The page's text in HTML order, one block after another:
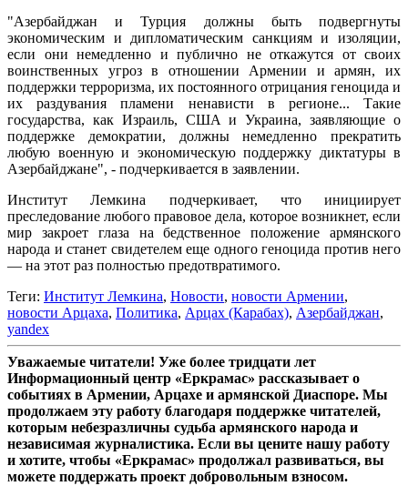
"Азербайджан и Турция должны быть подвергнуты
экономическим и дипломатическим санкциям и изоляции,
если они немедленно и публично не откажутся от своих
воинственных угроз в отношении Армении и армян, их
поддержки терроризма, их постоянного отрицания геноцида и
их раздувания пламени ненависти в регионе... Такие
государства, как Израиль, США и Украина, заявляющие о
поддержке демократии, должны немедленно прекратить
любую военную и экономическую поддержку диктатуры в
Азербайджане", - подчеркивается в заявлении.
Институт Лемкина подчеркивает, что инициирует
преследование любого правовое дела, которое возникнет, если
мир закроет глаза на бедственное положение армянского
народа и станет свидетелем еще одного геноцида против него
— на этот раз полностью предотвратимого.
Теги: Институт Лемкина, Новости, новости Армении,
новости Арцаха, Политика, Арцах (Карабах), Азербайджан,
yandex
Уважаемые читатели! Уже более тридцати лет
Информационный центр «Еркрамас» рассказывает о
событиях в Армении, Арцахе и армянской Диаспоре. Мы
продолжаем эту работу благодаря поддержке читателей,
которым небезразличны судьба армянского народа и
независимая журналистика. Если вы цените нашу работу
и хотите, чтобы «Еркрамас» продолжал развиваться, вы
можете поддержать проект добровольным взносом.